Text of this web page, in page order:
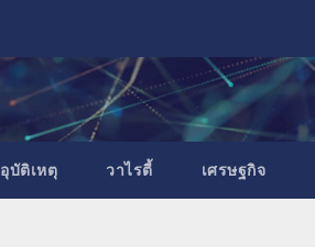
อุบัติเหตุ วาไรตี้ เศรษฐกิจ